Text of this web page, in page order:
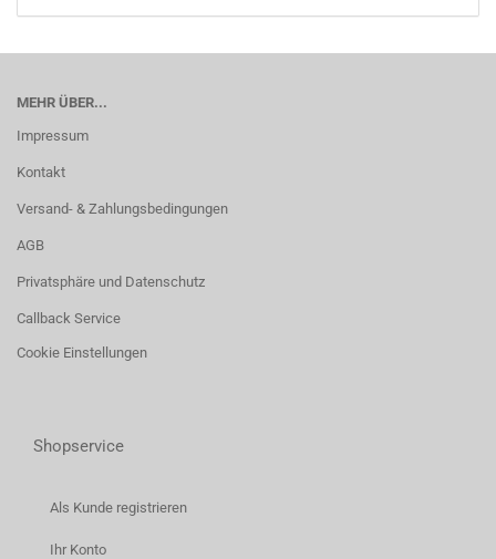
MEHR ÜBER...
Impressum
Kontakt
Versand- & Zahlungsbedingungen
AGB
Privatsphäre und Datenschutz
Callback Service
Cookie Einstellungen
Shopservice
Als Kunde registrieren
Ihr Konto